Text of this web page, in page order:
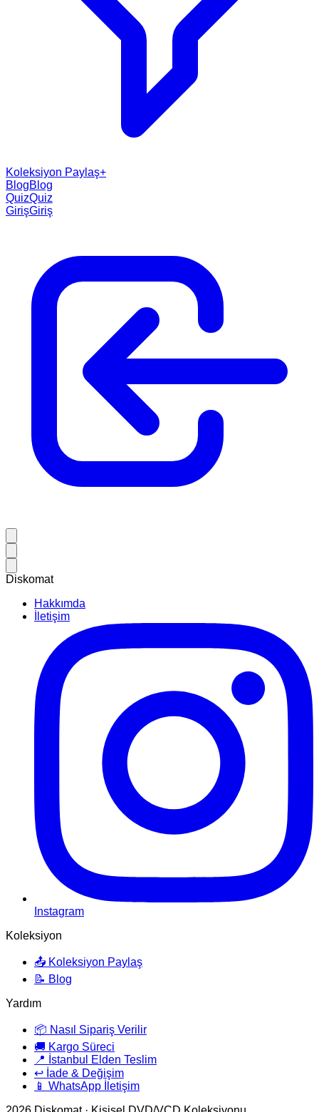
Koleksiyon Paylaş+
BlogBlog
QuizQuiz
GirişGiriş
Diskomat
Hakkımda
İletişim
Instagram
Koleksiyon
📤 Koleksiyon Paylaş
📝 Blog
Yardım
📦 Nasıl Sipariş Verilir
🚚 Kargo Süreci
📍 İstanbul Elden Teslim
↩️ İade & Değişim
📱 WhatsApp İletişim